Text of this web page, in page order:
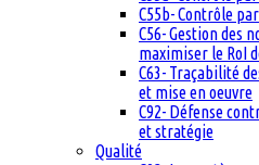
C55b- Contrôle
C56- Gestion des
maximiser le RoI
C63- Traçabilité
et mise en oeuvre
C92- Défense
et stratégie
Qualité